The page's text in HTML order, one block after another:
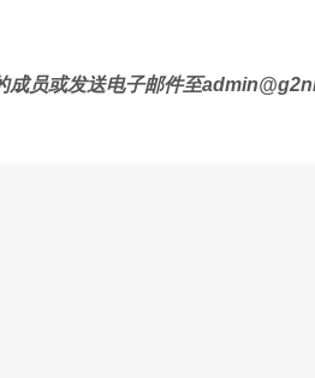
成员或发送电子邮件至